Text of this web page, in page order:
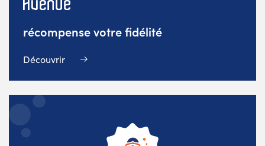
récompense votre fidélité
Découvrir